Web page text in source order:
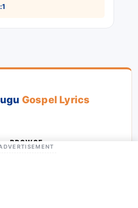
Gospel Lyrics
BROWSE